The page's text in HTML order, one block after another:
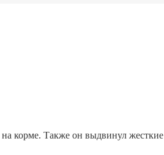
на корме. Также он выдвинул жесткие